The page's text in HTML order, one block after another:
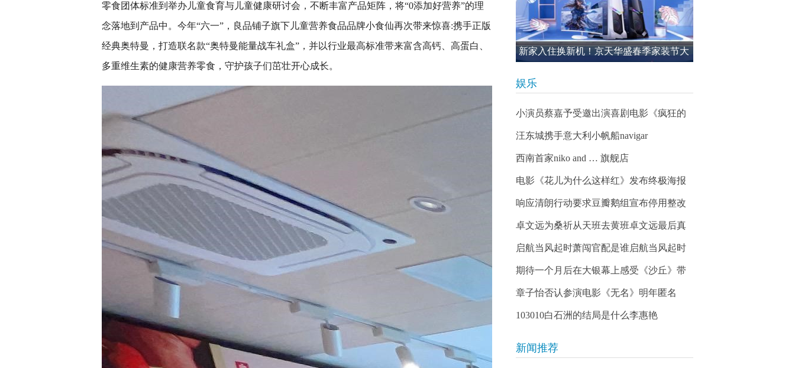
零食团体标准到举办儿童食育与儿童健康研讨会，不断丰富产品矩阵，将“0添加好营养”的理
念落地到产品中。今年“六一”，良品铺子旗下儿童营养食品品牌小食仙再次带来惊喜:携手正版
经典奥特曼，打造联名款“奥特曼能量战车礼盒”，并以行业最高标准带来富含高钙、高蛋白、
多重维生素的健康营养零食，守护孩子们茁壮开心成长。
新家入住换新机！京天华盛春季家装节大
娱乐
小演员蔡嘉予受邀出演喜剧电影《疯狂的
汪东城携手意大利小帆船navigar
西南首家niko and … 旗舰店
电影《花儿为什么这样红》发布终极海报
响应清朗行动要求豆瓣鹅组宣布停用整改
卓文远为桑祈从天班去黄班卓文远最后真
启航当风起时萧闯官配是谁启航当风起时
期待一个月后在大银幕上感受《沙丘》带
章子怡否认参演电影《无名》明年匿名
103010白石洲的结局是什么李惠艳
新闻推荐